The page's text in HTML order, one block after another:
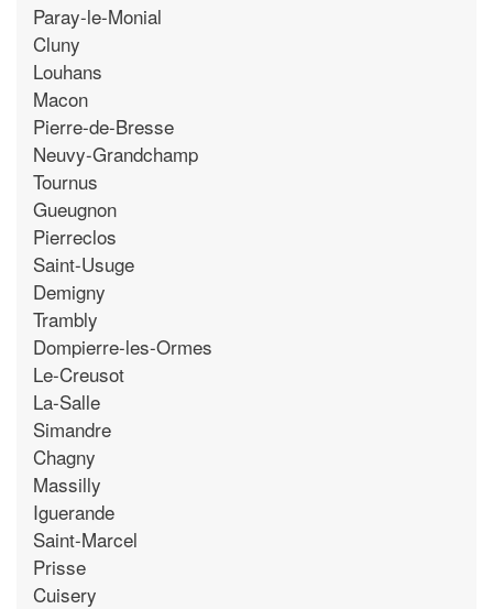
Paray-le-Monial
Cluny
Louhans
Macon
Pierre-de-Bresse
Neuvy-Grandchamp
Tournus
Gueugnon
Pierreclos
Saint-Usuge
Demigny
Trambly
Dompierre-les-Ormes
Le-Creusot
La-Salle
Simandre
Chagny
Massilly
Iguerande
Saint-Marcel
Prisse
Cuisery